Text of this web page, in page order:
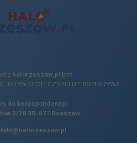
halorzeszow.pl jest:
SPOŁECZNYCH PERSPEKTYWA
do korespondencji:
3/20 35-077 Rzeszów